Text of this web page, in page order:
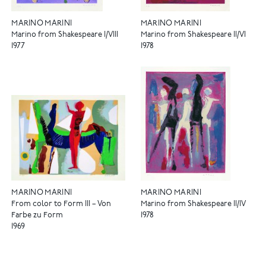
MARINO MARINI
Marino from Shakespeare I/VIII
1977
MARINO MARINI
Marino from Shakespeare II/VI
1978
MARINO MARINI
From color to Form III – Von
Farbe zu Form
1969
MARINO MARINI
Marino from Shakespeare II/IV
1978